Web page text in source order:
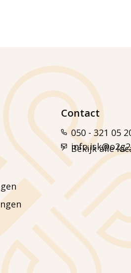
Contact
050 - 321 05
Bekijk alle